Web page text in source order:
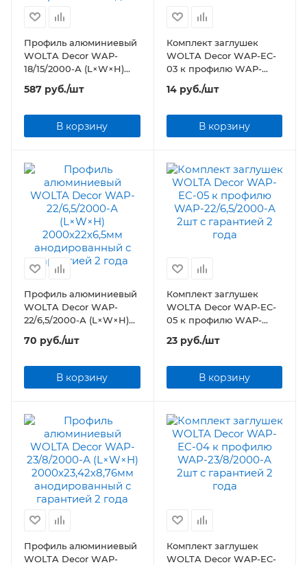
Профиль алюминиевый
WOLTA Decor WAP-
18/15/2000-А (L×W×H)
2000х18,3х15,6мм
анодированный
587 руб./шт
В корзину
Комплект заглушек
WOLTA Decor WAP-EC-
03 к профилю WAP-
18/15/2000-А 2шт
14руб./шт
В корзину
Профиль алюминиевый
WOLTA Decor WAP-
22/6,5/2000-А (L×W×H)
2000х22х6,5мм
анодированный
70 руб./шт
В корзину
Комплект заглушек
WOLTA Decor WAP-EC-
05 к профилю WAP-
22/6,5/2000-А 2шт
23руб./шт
В корзину
Профиль алюминиевый
WOLTA Decor WAP-
Комплект заглушек
WOLTA Decor WAP-EC-